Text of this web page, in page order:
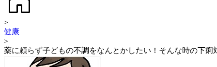
>
健康
>
薬に頼らず子どもの不調をなんとかしたい！そんな時の下痢